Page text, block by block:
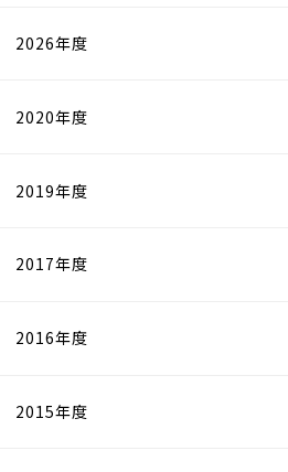
2026年度
2020年度
2019年度
2017年度
2016年度
2015年度